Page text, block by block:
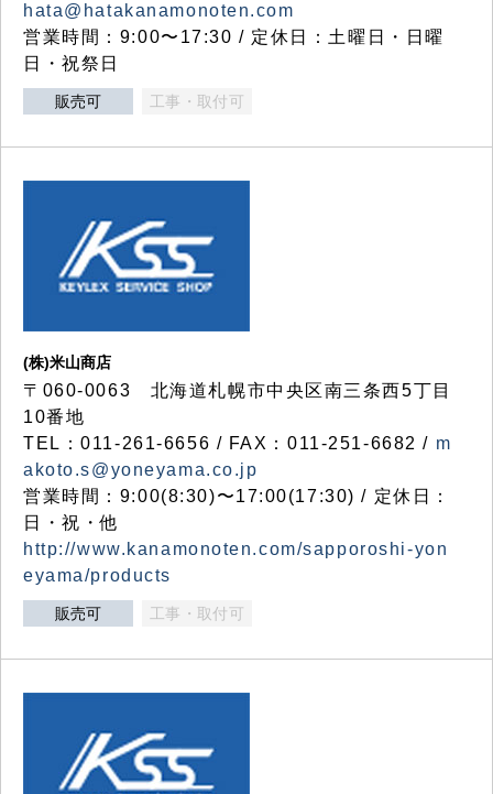
hata@hatakanamonoten.com
営業時間：9:00〜17:30 / 定休日：土曜日・日曜
日・祝祭日
販売可 工事・取付可
(株)米山商店
〒060-0063 北海道札幌市中央区南三条西5丁目
10番地
TEL：011-261-6656 / FAX：011-251-6682 / m
akoto.s@yoneyama.co.jp
営業時間：9:00(8:30)〜17:00(17:30) / 定休日：
日・祝・他
http://www.kanamonoten.com/sapporoshi-yon
eyama/products
販売可 工事・取付可